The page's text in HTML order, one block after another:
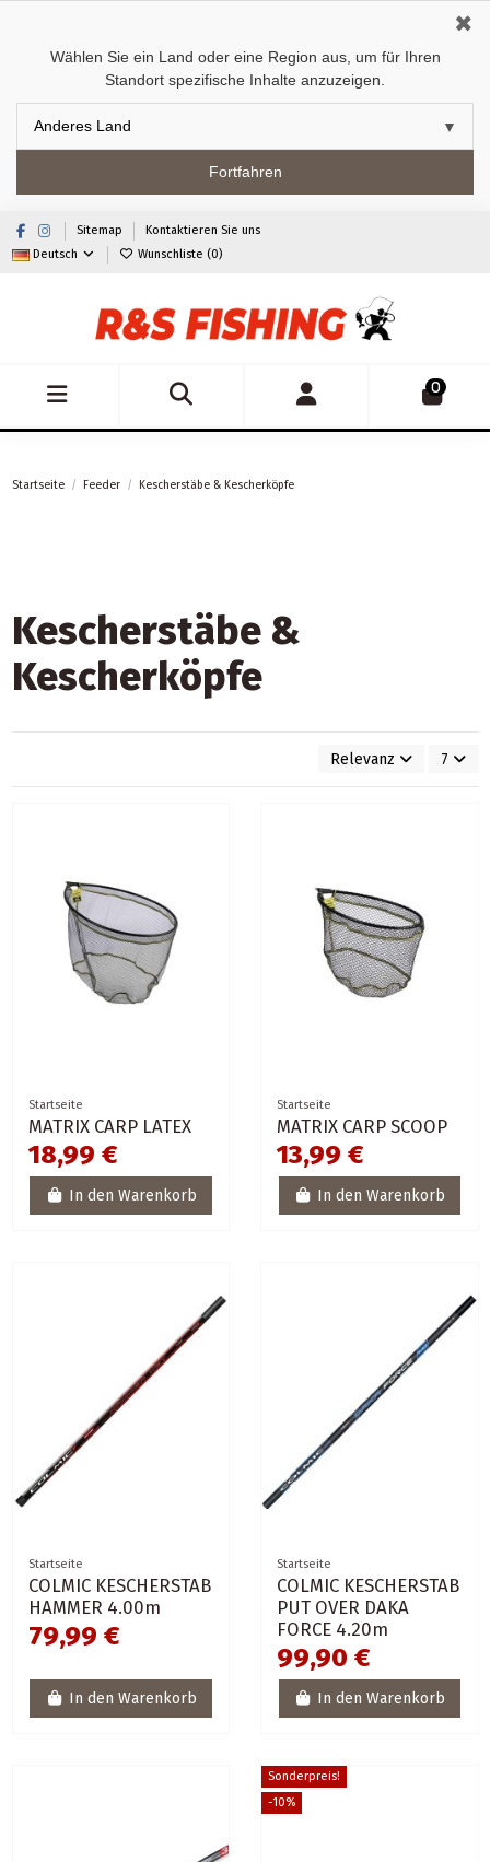
Wählen Sie ein Land oder eine Region aus, um für Ihren
Standort spezifische Inhalte anzuzeigen.
Fortfahren
✖
Sitemap
Kontaktieren Sie uns
Deutsch
Wunschliste (0)
0
Startseite Feeder Kescherstäbe & Kescherköpfe
Kescherstäbe &
Kescherköpfe
Relevanz 7
Startseite
MATRIX CARP LATEX
18,99 €
In den Warenkorb
Startseite
MATRIX CARP SCOOP
13,99 €
In den Warenkorb
Startseite
COLMIC KESCHERSTAB
HAMMER 4.00m
79,99 €
In den Warenkorb
Startseite
COLMIC KESCHERSTAB
PUT OVER DAKA
FORCE 4.20m
99,90 €
In den Warenkorb
Sonderpreis!
-10%